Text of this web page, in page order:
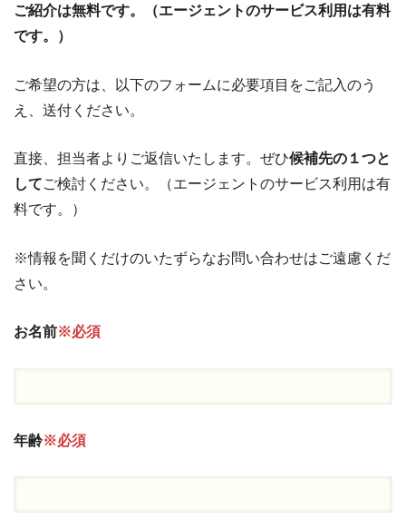
ご紹介は無料です。（エージェントのサービス利用は有料
です。）
ご希望の方は、以下のフォームに必要項目をご記入のう
え、送付ください。
直接、担当者よりご返信いたします。ぜひ候補先の１つと
してご検討ください。（エージェントのサービス利用は有
料です。）
※情報を聞くだけのいたずらなお問い合わせはご遠慮くだ
さい。
お名前※必須
年齢※必須